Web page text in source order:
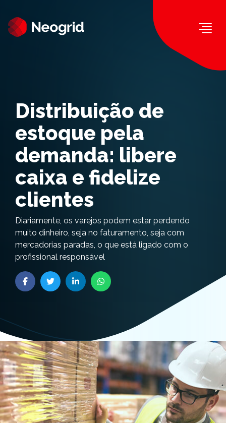
Distribuição de
estoque pela
demanda: libere
caixa e fidelize
clientes
Diariamente, os varejos podem estar perdendo
muito dinheiro, seja no faturamento, seja com
mercadorias paradas, o que está ligado com o
profissional responsável